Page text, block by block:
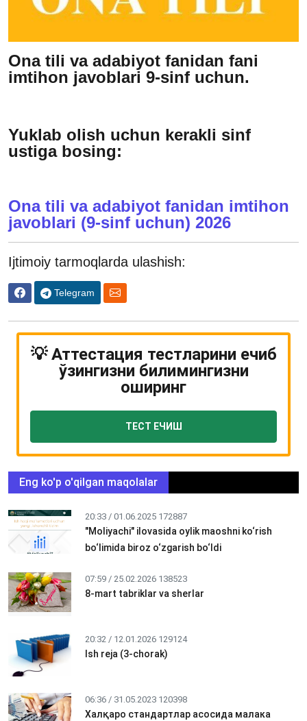
Ona tili va adabiyot fanidan fani
imtihon javoblari 9-sinf uchun.
Yuklab olish uchun kerakli sinf
ustiga bosing:
Ona tili va adabiyot fanidan imtihon
javoblari (9-sinf uchun) 2026
Ijtimoiy tarmoqlarda ulashish:
Telegram
💡 Аттестация тестларини ечиб
ўзингизни билимингизни
оширинг
ТЕСТ ЕЧИШ
Eng ko'p o'qilgan maqolalar
20:33 / 01.06.2025 172887
"Moliyachi" ilovasida oylik maoshni ko‘rish
bo‘limida biroz o‘zgarish bo‘ldi
07:59 / 25.02.2026 138523
8-mart tabriklar va sherlar
20:32 / 12.01.2026 129124
Ish reja (3-chorak)
06:36 / 31.05.2023 120398
Халқаро стандартлар асосида малака